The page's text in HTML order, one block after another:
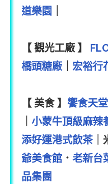
道樂園
【 觀光工廠 】
橋頭糖廠｜ 宏裕行
【 美食 】 饗食天堂
小蒙牛頂級麻辣
添好運港式飲茶｜
爺美食館 ． 老新台
品集團